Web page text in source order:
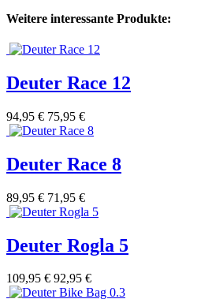
Weitere interessante Produkte:
Deuter Race 12
94,95 € 75,95 €
Deuter Race 8
89,95 € 71,95 €
Deuter Rogla 5
109,95 € 92,95 €